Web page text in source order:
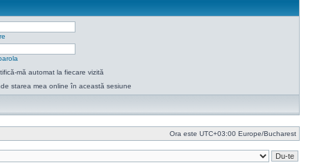
mă automat la fiecare vizită
starea mea online în această sesiune
Ora este UTC+03:00 Europe/Bucharest